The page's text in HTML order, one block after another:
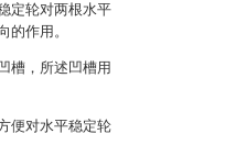
定轮对两根水平
的作用。
槽，所述凹槽用
便对水平稳定轮